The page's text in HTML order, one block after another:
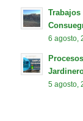
Trabajos
6 agosto,
5 agosto,